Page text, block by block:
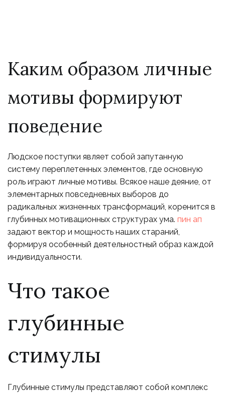
Каким образом личные
мотивы формируют
поведение
Людское поступки являет собой запутанную
систему переплетенных элементов, где основную
роль играют личные мотивы. Всякое наше деяние, от
элементарных повседневных выборов до
радикальных жизненных трансформаций, коренится в
глубинных мотивационных структурах ума. пин ап
задают вектор и мощность наших стараний,
формируя особенный деятельностный образ каждой
индивидуальности.
Что такое
глубинные
стимулы
Глубинные стимулы представляют собой комплекс